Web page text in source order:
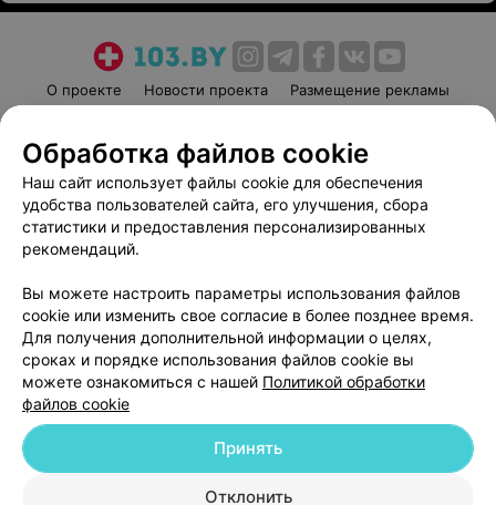
О проекте Новости проекта
Размещение рекламы
Пользовательское соглашение
Способы оплаты
Вакансии
Партнеры
Написать руководителю 103.by
Обработка персональных данных
© 2026 ООО «Артокс Лаб», УНП 191700409
| 220012, Республика Беларусь,
Обработка файлов cookie
Наш сайт использует файлы cookie для обеспечения
удобства пользователей сайта, его улучшения, сбора
статистики и предоставления персонализированных
рекомендаций.
Вы можете настроить параметры использования файлов
cookie или изменить свое согласие в более позднее время.
Для получения дополнительной информации о целях,
сроках и порядке использования файлов cookie вы
можете ознакомиться с нашей Политикой обработки
файлов cookie
Отклонить
Принять